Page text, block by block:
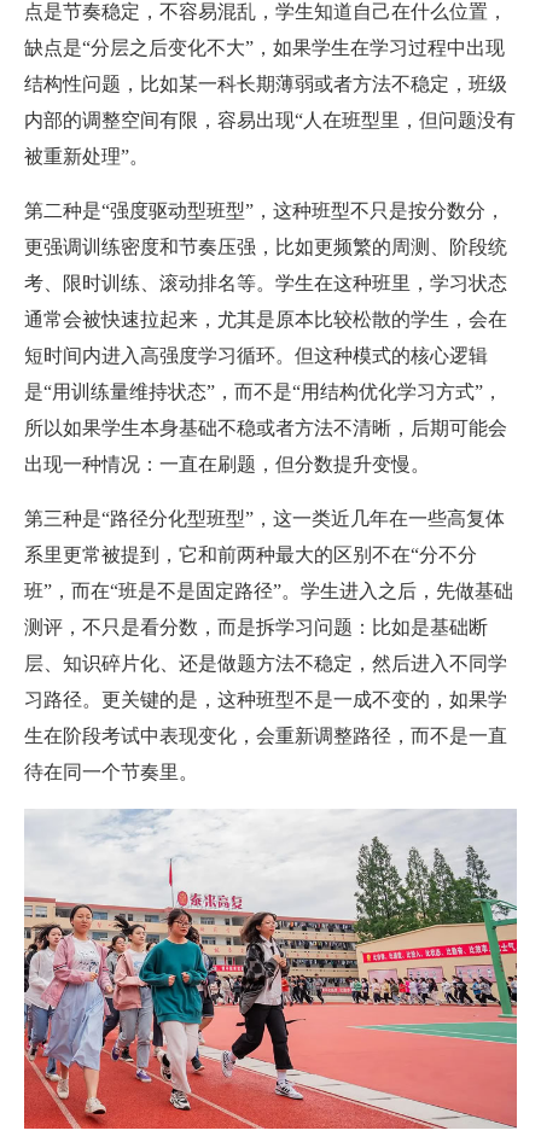
点是节奏稳定，不容易混乱，学生知道自己在什么位置，
缺点是“分层之后变化不大”，如果学生在学习过程中出现
结构性问题，比如某一科长期薄弱或者方法不稳定，班级
内部的调整空间有限，容易出现“人在班型里，但问题没有
被重新处理”。
第二种是“强度驱动型班型”，这种班型不只是按分数分，
更强调训练密度和节奏压强，比如更频繁的周测、阶段统
考、限时训练、滚动排名等。学生在这种班里，学习状态
通常会被快速拉起来，尤其是原本比较松散的学生，会在
短时间内进入高强度学习循环。但这种模式的核心逻辑
是“用训练量维持状态”，而不是“用结构优化学习方式”，
所以如果学生本身基础不稳或者方法不清晰，后期可能会
出现一种情况：一直在刷题，但分数提升变慢。
第三种是“路径分化型班型”，这一类近几年在一些高复体
系里更常被提到，它和前两种最大的区别不在“分不分
班”，而在“班是不是固定路径”。学生进入之后，先做基础
测评，不只是看分数，而是拆学习问题：比如是基础断
层、知识碎片化、还是做题方法不稳定，然后进入不同学
习路径。更关键的是，这种班型不是一成不变的，如果学
生在阶段考试中表现变化，会重新调整路径，而不是一直
待在同一个节奏里。